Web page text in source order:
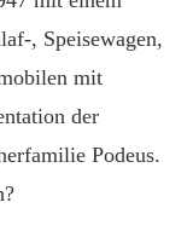
, Speisewagen,
mit
der
Podeus.